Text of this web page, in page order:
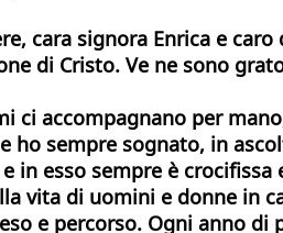
cara signora Enrica e
di Cristo. Ve ne sono
ci accompagnano per
sempre sognato, in
esso sempre è crocifissa
vita di uomini e donne in
e percorso. Ogni anno di